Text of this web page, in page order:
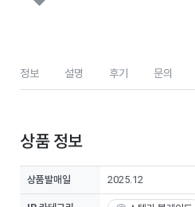
정보 설명 후기 문의
상품 정보
상품발매일 2025.12